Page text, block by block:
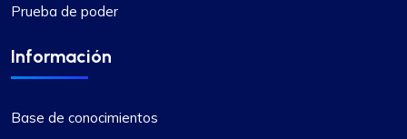
Prueba de poder
Información
Base de conocimientos